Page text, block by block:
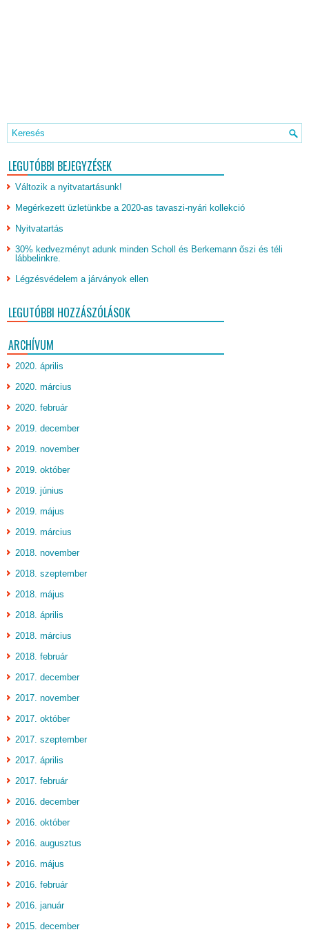
LEGUTÓBBI BEJEGYZÉSEK
Változik a nyitvatartásunk!
Megérkezett üzletünkbe a 2020-as tavaszi-nyári kollekció
Nyitvatartás
30% kedvezményt adunk minden Scholl és Berkemann őszi és téli
lábbelinkre.
Légzésvédelem a járványok ellen
LEGUTÓBBI HOZZÁSZÓLÁSOK
ARCHÍVUM
2020. április
2020. március
2020. február
2019. december
2019. november
2019. október
2019. június
2019. május
2019. március
2018. november
2018. szeptember
2018. május
2018. április
2018. március
2018. február
2017. december
2017. november
2017. október
2017. szeptember
2017. április
2017. február
2016. december
2016. október
2016. augusztus
2016. május
2016. február
2016. január
2015. december